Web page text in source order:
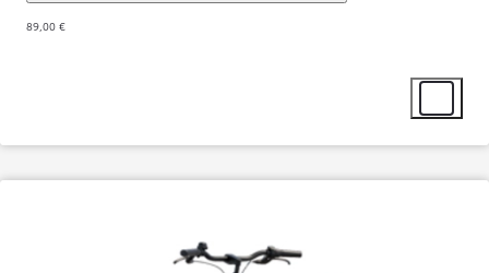
89,00 €